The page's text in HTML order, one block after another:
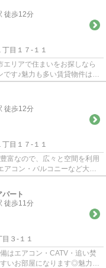
徒歩12分
丁目１７-１１
リアで住まいをお探しなら
です♪魅力も多い賃貸物件はい
...
徒歩12分
丁目１７-１１
富なので、広々と空間を利用
コン・バルコニーなど大変
物...
ート
徒歩11分
目３-１１
はエアコン・CATV・追い焚
いお部屋になります◎魅力溢